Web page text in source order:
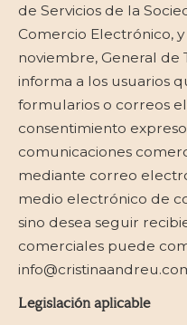
de Servicios de la
Comercio Electrónico,
noviembre, General de
informa a los usuarios
formularios o correos
consentimiento
comunicaciones
mediante correo
medio electrónico de
sino desea seguir
comerciales puede
Legislación aplicable